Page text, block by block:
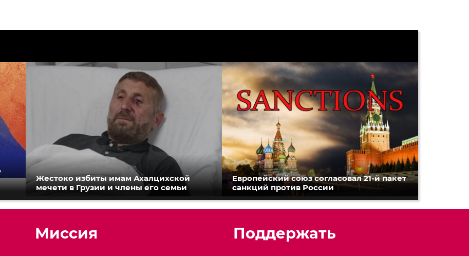
Жестоко избиты имам Ахалцихской
мечети в Грузии и члены его семьи
Европейский союз согласовал 21-й пакет
санкций против России
Миссия Поддержать